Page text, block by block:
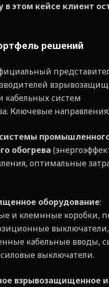
в этом кейсе клиент
решений
кабельных систем
Ключевые направления:
обогрева
оптимальные
оборудование:
и клемнные коробки,
выключатели,
кабельные вводы,
выключатели.
взрывозащищенное и